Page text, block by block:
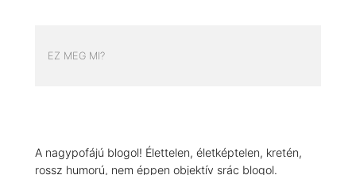
EZ MEG MI?
A nagypofájú blogol! Élettelen, életképtelen, kretén,
rossz humorú, nem éppen objektív srác blogol.